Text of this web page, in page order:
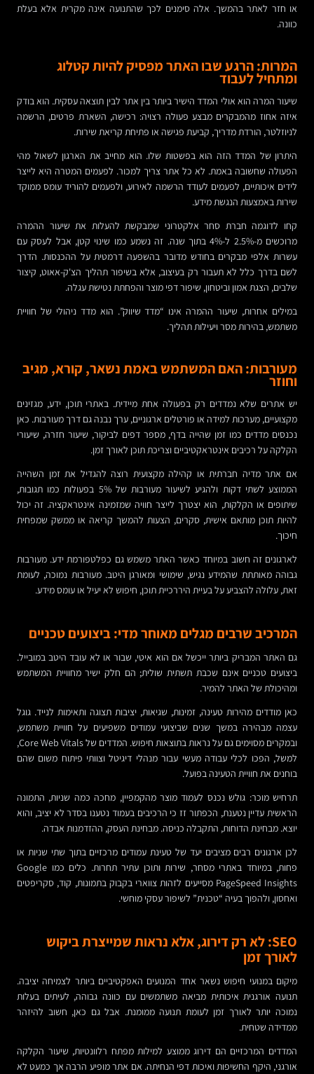
או חזר לאתר בהמשך. אלה סימנים לכך שהתנועה אינה מקרית אלא בעלת
כוונה.
המרות: הרגע שבו האתר מפסיק להיות קטלוג
ומתחיל לעבוד
שיעור המרה הוא אולי המדד הישיר ביותר בין אתר לבין תוצאה עסקית. הוא בודק
איזה אחוז מהמבקרים מבצע פעולה רצויה: רכישה, השארת פרטים, הרשמה
לניוזלטר, הורדת מדריך, קביעת פגישה או פתיחת קריאת שירות.
היתרון של המדד הזה הוא בפשטות שלו. הוא מחייב את הארגון לשאול מהי
הפעולה שחשובה באמת. לא כל אתר צריך למכור. לפעמים המטרה היא לייצר
לידים איכותיים, לפעמים לעודד הרשמה לאירוע, ולפעמים להוריד עומס ממוקד
שירות באמצעות הנגשת מידע.
קחו לדוגמה חברת סחר אלקטרוני שמבקשת להעלות את שיעור ההמרה
מרוכשים מ-2.5% ל-4% בתוך שנה. זה נשמע כמו שינוי קטן, אבל לעסק עם
עשרות אלפי מבקרים בחודש מדובר בהשפעה דרמטית על ההכנסות. הדרך
לשם בדרך כלל לא תעבור רק בעיצוב, אלא בשיפור תהליך הצ'ק-אאוט, קיצור
שלבים, הצגת אמון וביטחון, שיפור דפי מוצר והפחתת נטישת עגלה.
במילים אחרות, שיעור ההמרה אינו “מדד שיווק”. הוא מדד ניהולי של חוויית
משתמש, בהירות מסר ויעילות תהליך.
מעורבות: האם המשתמש באמת נשאר, קורא, מגיב
וחוזר
יש אתרים שלא נמדדים רק בפעולה אחת מיידית. באתרי תוכן, ידע, מגזינים
מקצועיים, מערכות למידה או פורטלים ארגוניים, ערך נבנה גם דרך מעורבות. כאן
נכנסים מדדים כמו זמן שהייה בדף, מספר דפים לביקור, שיעור חזרה, שיעורי
הקלקה על רכיבים אינטראקטיביים וצריכת תוכן לאורך זמן.
אם אתר מדיה חברתית או קהילה מקצועית רוצה להגדיל את זמן השהייה
הממוצע לשתי דקות ולהגיע לשיעור מעורבות של 5% בפעולות כמו תגובות,
שיתופים או הקלקות, הוא יצטרך לייצר חוויה שמזמינה אינטראקציה. זה יכול
להיות תוכן מותאם אישית, סקרים, הצעות להמשך קריאה או ממשק שמפחית
חיכוך.
לארגונים זה חשוב במיוחד כאשר האתר משמש גם כפלטפורמת ידע. מעורבות
גבוהה מאותתת שהמידע נגיש, שימושי ומאורגן היטב. מעורבות נמוכה, לעומת
זאת, עלולה להצביע על בעיית היררכיית תוכן, חיפוש לא יעיל או עומס מידע.
המרכיב שרבים מגלים מאוחר מדי: ביצועים טכניים
גם האתר המבריק ביותר ייכשל אם הוא איטי, שבור או לא עובד היטב במובייל.
ביצועים טכניים אינם שכבת תשתית שולית; הם חלק ישיר מחוויית המשתמש
ומהיכולת של האתר להמיר.
כאן מודדים מהירות טעינה, זמינות, שגיאות, יציבות תצוגה ותאימות לנייד. גוגל
עצמה מבהירה במשך שנים שביצועי עמודים משפיעים על חוויית משתמש,
ובמקרים מסוימים גם על נראות בתוצאות חיפוש. המדדים של Core Web Vitals,
למשל, הפכו לכלי עבודה מעשי עבור מנהלי דיגיטל וצוותי פיתוח משום שהם
בוחנים את חוויית הטעינה בפועל.
תרחיש מוכר: גולש נכנס לעמוד מוצר מהקמפיין, מחכה כמה שניות, התמונה
הראשית עדיין נטענת, הכפתור זז כי הרכיבים בעמוד נטענו בסדר לא יציב, והוא
יוצא. מבחינת הדוחות, התקבלה כניסה. מבחינת העסק, ההזדמנות אבדה.
לכן ארגונים רבים מציבים יעד של טעינת עמודים מרכזיים בתוך שתי שניות או
פחות, במיוחד באתרי מסחר, שירות ותוכן עתיר תחרות. כלים כמו Google
PageSpeed Insights מסייעים לזהות צווארי בקבוק בתמונות, קוד, סקריפטים
ואחסון, ולהפוך בעיה “טכנית” לשיפור עסקי מוחשי.
SEO: לא רק דירוג, אלא נראות שמייצרת ביקוש
לאורך זמן
מיקום במנועי חיפוש נשאר אחד המנועים האפקטיביים ביותר לצמיחה יציבה.
תנועה אורגנית איכותית מביאה משתמשים עם כוונה גבוהה, לעיתים בעלות
נמוכה יותר לאורך זמן לעומת תנועה ממומנת. אבל גם כאן, חשוב להיזהר
ממדידה שטחית.
המדדים המרכזיים הם דירוג ממוצע למילות מפתח רלוונטיות, שיעור הקלקה
אורגני, היקף החשיפות ואיכות דפי הנחיתה. אם אתר מופיע הרבה אך כמעט לא